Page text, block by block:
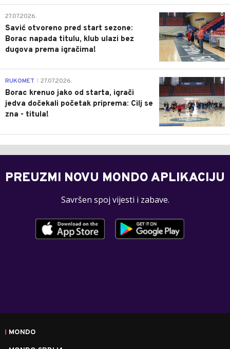
0
27.07.2026.
Savić otvoreno pred start sezone:
Borac napada titulu, klub ulazi bez
dugova prema igračima!
0
RUKOMET 27.07.2026.
Borac krenuo jako od starta, igrači
jedva dočekali početak priprema: Cilj se
zna - titula!
PREUZMI NOVU MONDO APLIKACIJU
Savršen spoj vijesti i zabave.
MONDO